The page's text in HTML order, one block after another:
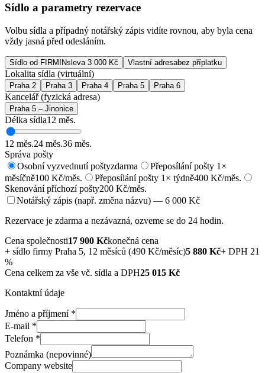
Sídlo a parametry rezervace
Volbu sídla a případný notářský zápis vidíte rovnou, aby byla cena
vždy jasná před odesláním.
Sídlo od FIRMINsleva 3 000 Kč Vlastní adresabez příplatku
Lokalita sídla (virtuální)
Praha 2 Praha 3 Praha 4 Praha 5 Praha 6
Kancelář (fyzická adresa)
Praha 5 – Jinonice
Délka sídla12 měs.
12 měs.24 měs.36 měs.
Správa pošty
Osobní vyzvednutí poštyzdarma
Přeposílání pošty 1×
měsíčně100 Kč/měs. Přeposílání pošty 1× týdně400 Kč/měs.
Skenování příchozí pošty200 Kč/měs.
Notářský zápis (např. změna názvu) — 6 000 Kč
Rezervace je zdarma a nezávazná, ozveme se do 24 hodin.
Cena společnosti17 900 Kčkonečná cena
+ sídlo firmy Praha 5, 12 měsíců (490 Kč/měsíc)5 880 Kč+ DPH 21
%
Cena celkem za vše vč. sídla a DPH25 015 Kč
Kontaktní údaje
Jméno a příjmení*
E-mail *
Telefon *
Poznámka (nepovinné)
Company website